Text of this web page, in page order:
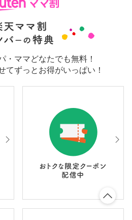
・ママどなたでも無料！
てずっとお得がいっぱい！